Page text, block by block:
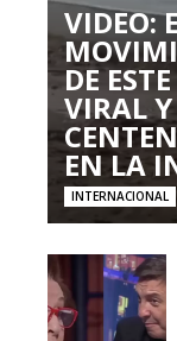
VIDEO:
DE
VIRAL
EN LA
INTERNACIONAL